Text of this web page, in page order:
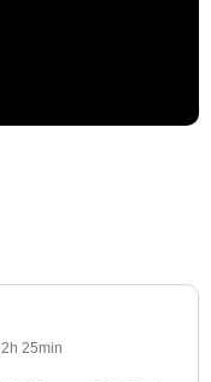
2h 25min